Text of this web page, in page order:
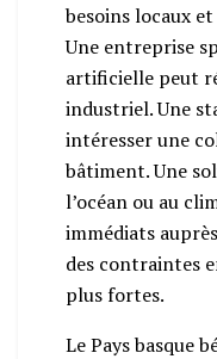
besoins locaux
Une entreprise
artificielle peut
industriel. Une
intéresser une
bâtiment. Une
l’océan ou au
immédiats
des contraintes
plus fortes.
Le Pays basque